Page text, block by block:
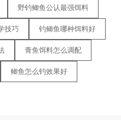
野钓鲫鱼公认最强饵料
技巧 钓鲫鱼哪种饵料好
青鱼饵料怎么调配
鲫鱼怎么钓效果好